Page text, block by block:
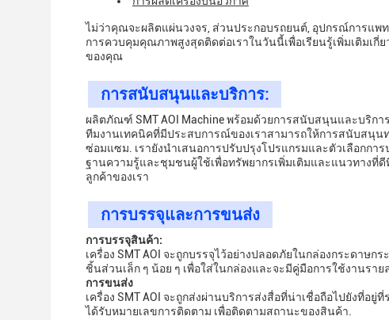
ไม่ว่าคุณจะผลิตแผ่นวงจร, ส่วนประกอบรถยนต์, อุปกรณ์การแพ
การควบคุมคุณภาพสูงสุดติดต่อเราในวันนี้เพื่อเรียนรู้เพิ่มเติมเกี่
ของคุณ
การสนับสนุนและบริการ:
ผลิตภัณฑ์ SMT AOI Machine พร้อมด้วยการสนับสนุนและบริก
ทีมงานเทคนิคที่มีประสบการณ์ของเราสามารถให้การสนับสนุน
ซ่อมแซม. เรายังนําเสนอการปรับปรุงโปรแกรมและตัวเลือกกา
ฐานความรู้และชุมชนผู้ใช้เพื่อทรัพยากรเพิ่มเติมและแนวทางที่
ลูกค้าของเรา
การบรรจุและการขนส่ง
การบรรจุสินค้า:
เครื่อง SMT AOI จะถูกบรรจุไว้อย่างปลอดภัยในกล่องกระดาษ
ชิ้นส่วนเล็ก ๆ น้อย ๆ เพื่อใส่ในกล่องและจะมีคู่มือการใช้งานราย
การขนส่ง
เครื่อง SMT AOI จะถูกส่งผ่านบริการส่งสื่อที่น่าเชื่อถือไปยังที่
ได้รับหมายเลขการติดตาม เพื่อติดตามสถานะของสินค้า.